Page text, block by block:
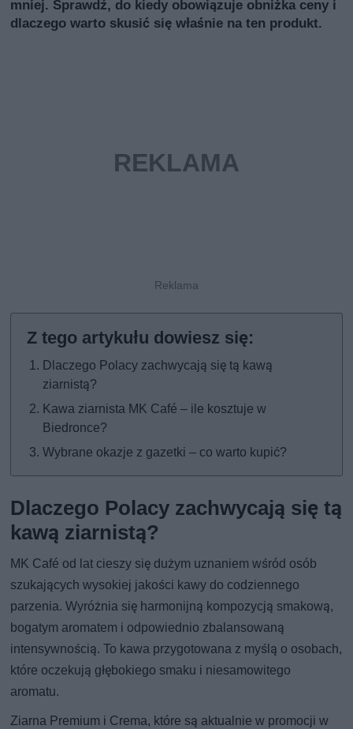
mniej. Sprawdź, do kiedy obowiązuje obniżka ceny i
dlaczego warto skusić się właśnie na ten produkt.
Dlaczego Polacy zachwycają się tą kawą
ziarnistą?
Kawa ziarnista MK Café – ile kosztuje w
Biedronce?
Wybrane okazje z gazetki – co warto kupić?
Dlaczego Polacy zachwycają się tą
kawą ziarnistą?
MK Café od lat cieszy się dużym uznaniem wśród osób
szukających wysokiej jakości kawy do codziennego
parzenia. Wyróżnia się harmonijną kompozycją smakową,
bogatym aromatem i odpowiednio zbalansowaną
intensywnością. To kawa przygotowana z myślą o osobach,
które oczekują głębokiego smaku i niesamowitego
aromatu.
Ziarna Premium i Crema, które są aktualnie w promocji w